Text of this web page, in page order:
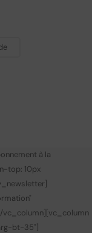
à la
top: 10px
vc_column][vc_column
bt-35"]